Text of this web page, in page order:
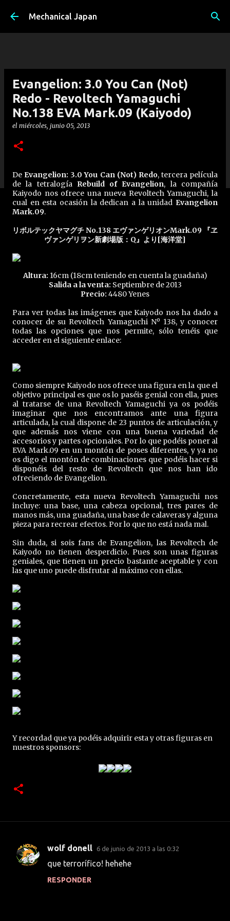
Ir al contenido principal
Mechanical Japan
Evangelion: 3.0 You Can (Not)
Redo - Revoltech Yamaguchi
No.138 EVA Mark.09 (Kaiyodo)
el miércoles, junio 05, 2013
De Evangelion: 3.0 You Can (Not) Redo, tercera película
de la tetralogía Rebuild of Evangelion, la compañía
Kaiyodo nos ofrece una nueva Revoltech Yamaguchi, la
cual en esta ocasión la dedican a la unidad Evangelion
Mark.09.
リボルテックヤマグチ No.138 エヴァンゲリオンMark.09 『ヱ
ヴァンゲリヲン新劇場版：Q』より[海洋堂]
Altura: 16cm (18cm teniendo en cuenta la guadaña)
Salida a la venta: Septiembre de 2013
Precio: 4480 Yenes
Para ver todas las imágenes que Kaiyodo nos ha dado a
conocer de su Revoltech Yamaguchi Nº 138, y conocer
todas las opciones que nos permite, sólo tenéis que
acceder en el siguiente enlace:
Como siempre Kaiyodo nos ofrece una figura en la que el
objetivo principal es que os lo paséis genial con ella, pues
al tratarse de una Revoltech Yamaguchi ya os podéis
imaginar que nos encontramos ante una figura
articulada, la cual dispone de 23 puntos de articulación, y
que además nos viene con una buena variedad de
accesorios y partes opcionales. Por lo que podéis poner al
EVA Mark.09 en un montón de poses diferentes, y ya no
os digo el montón de combinaciones que podéis hacer si
disponéis del resto de Revoltech que nos han ido
ofreciendo de Evangelion.
Concretamente, esta nueva Revoltech Yamaguchi nos
incluye: una base, una cabeza opcional, tres pares de
manos más, una guadaña, una base de calaveras y alguna
pieza para recrear efectos. Por lo que no está nada mal.
Sin duda, si sois fans de Evangelion, las Revoltech de
Kaiyodo no tienen desperdicio. Pues son unas figuras
geniales, que tienen un precio bastante aceptable y con
las que uno puede disfrutar al máximo con ellas.
Y recordad que ya podéis adquirir esta y otras figuras en
nuestros sponsors:
C
wolf donell 6 de junio de 2013 a las 0:32
que terrorífico! hehehe
RESPONDER